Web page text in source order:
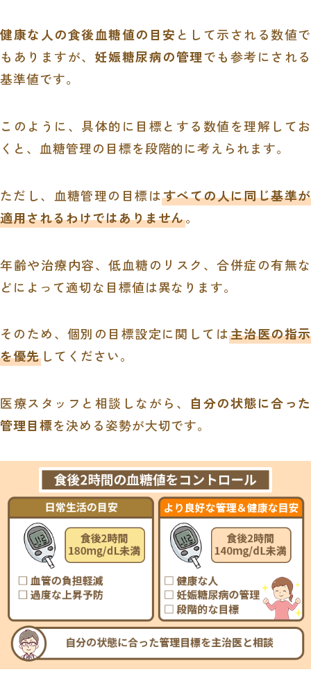
健康な人の食後血糖値の目安として示される数値で
もありますが、 妊娠糖尿病の管理でも参考にされる
基準値です。
このように、具体的に目標とする数値を理解してお
くと、血糖管理の目標を段階的に考えられます。
ただし、血糖管理の目標はすべての人に同じ基準が
適用されるわけではありません。
年齢や治療内容、低血糖のリスク、合併症の有無な
どによって適切な目標値は異なります。
そのため、個別の目標設定に関しては主治医の指示
を優先してください。
医療スタッフと相談しながら、
自分の状態に合った
管理目標を決める姿勢が大切です。